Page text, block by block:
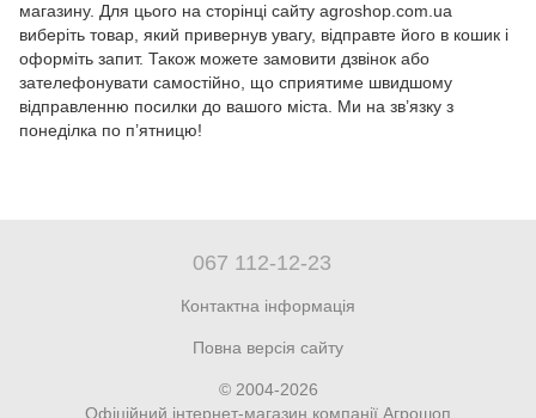
магазину. Для цього на сторінці сайту agroshop.com.ua
виберіть товар, який привернув увагу, відправте його в кошик і
оформіть запит. Також можете замовити дзвінок або
зателефонувати самостійно, що сприятиме швидшому
відправленню посилки до вашого міста. Ми на зв’язку з
понеділка по п’ятницю!
067 112-12-23
Контактна інформація
Повна версія сайту
© 2004-2026
Офіційний інтернет-магазин компанії Агрошоп